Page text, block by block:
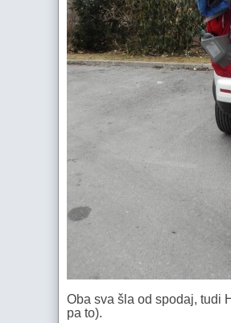
Oba sva šla od spodaj, tudi
pa to).